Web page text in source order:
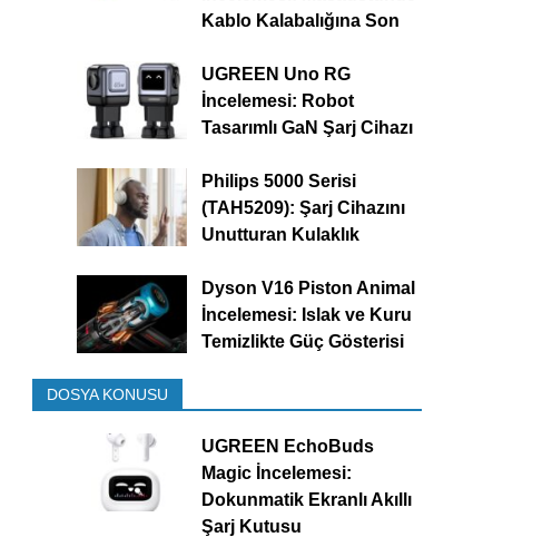
Kablo Kalabalığına Son
UGREEN Uno RG
İncelemesi: Robot
Tasarımlı GaN Şarj Cihazı
Philips 5000 Serisi
(TAH5209): Şarj Cihazını
Unutturan Kulaklık
Dyson V16 Piston Animal
İncelemesi: Islak ve Kuru
Temizlikte Güç Gösterisi
DOSYA KONUSU
UGREEN EchoBuds
Magic İncelemesi:
Dokunmatik Ekranlı Akıllı
Şarj Kutusu